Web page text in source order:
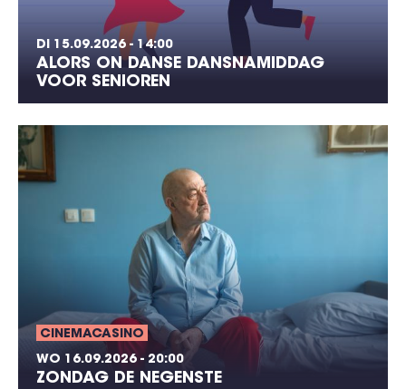
DI 15.09.2026 - 14:00
ALORS ON DANSE DANSNAMIDDAG
VOOR SENIOREN
CINEMACASINO
WO 16.09.2026 - 20:00
ZONDAG DE NEGENSTE